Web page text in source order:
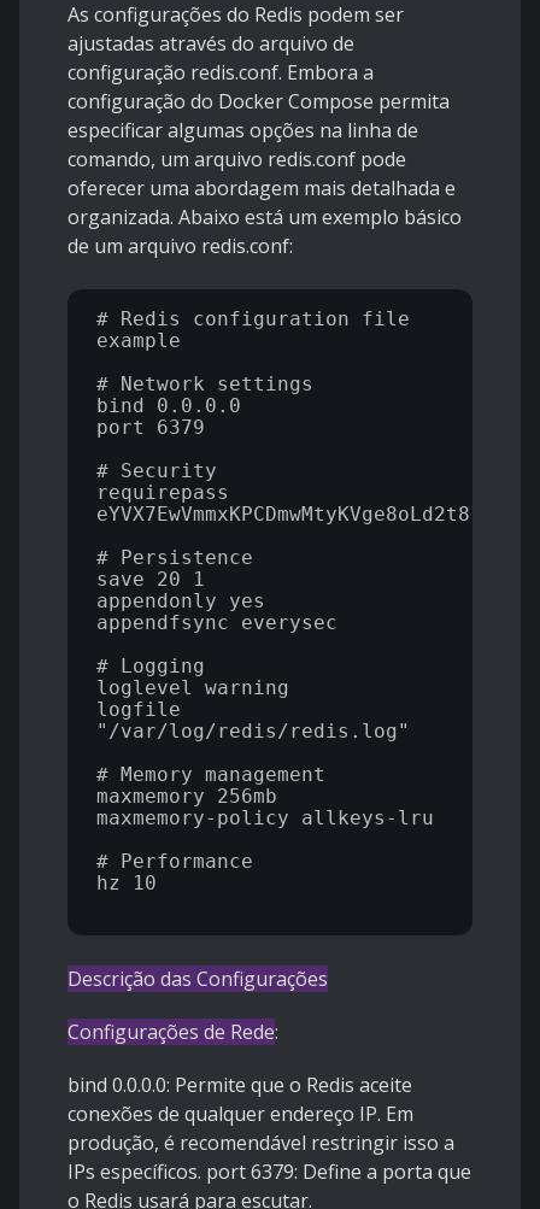
As configurações do Redis podem ser
ajustadas através do arquivo de
configuração redis.conf. Embora a
configuração do Docker Compose permita
especificar algumas opções na linha de
comando, um arquivo redis.conf pode
oferecer uma abordagem mais detalhada e
organizada. Abaixo está um exemplo básico
de um arquivo redis.conf:
# Redis configuration file
example
# Network settings
bind 0.0.0.0
port 6379
# Security
requirepass
eYVX7EwVmmxKPCDmwMtyKVge8oLd2t81
# Persistence
save 20 1
appendonly yes
appendfsync everysec
# Logging
loglevel warning
logfile
"/var/log/redis/redis.log"
# Memory management
maxmemory 256mb
maxmemory-policy allkeys-lru
# Performance
hz 10
Descrição das Configurações
Configurações de Rede:
bind 0.0.0.0: Permite que o Redis aceite
conexões de qualquer endereço IP. Em
produção, é recomendável restringir isso a
IPs específicos. port 6379: Define a porta que
o Redis usará para escutar.